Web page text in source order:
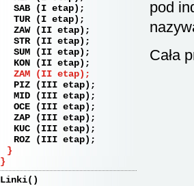
SAB (I etap)
TUR (I etap)
ZAW (II etap)
STR (II etap)
SUM (II etap)
KON (II etap)
ZAM (II etap)
PIZ (III etap)
MID (III etap)
OCE (III etap)
ZAP (III etap)
KUC (III etap)
ROZ (III etap)
Linki
pod
Cała